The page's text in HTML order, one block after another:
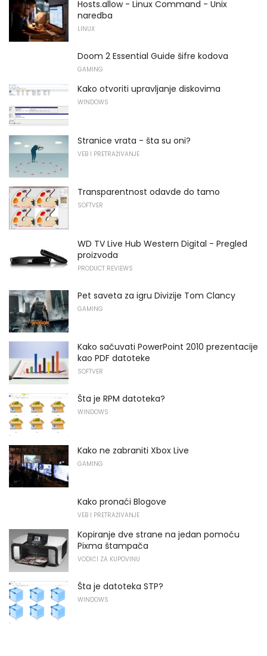
Hosts.allow - Linux Command - Unix
naredba
LINUX
Doom 2 Essential Guide šifre kodova
GAMING
Kako otvoriti upravljanje diskovima
WINDOWS
Stranice vrata - šta su oni?
VEB I PRETRAŽIVANJE
Transparentnost odavde do tamo
SOFTVER
WD TV Live Hub Western Digital - Pregled
proizvoda
PRODUCT REVIEWS
Pet saveta za igru ​​Divizije Tom Clancy
GAMING
Kako sačuvati PowerPoint 2010 prezentacije
kao PDF datoteke
SOFTVER
Šta je RPM datoteka?
WINDOWS
Kako ne zabraniti Xbox Live
GAMING
Kako pronaći Blogove
VEB I PRETRAŽIVANJE
Kopiranje dve strane na jedan pomoću
Pixma štampača
VODIČI ZA KUPOVINU
Šta je datoteka STP?
WINDOWS